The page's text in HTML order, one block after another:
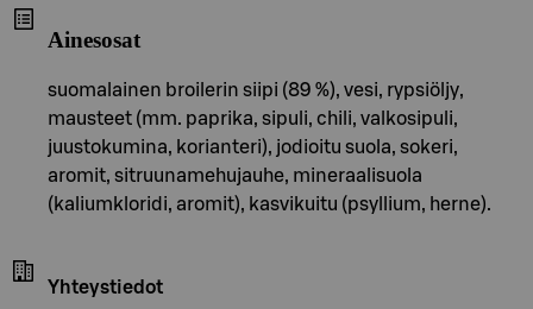
Ainesosat
suomalainen broilerin siipi (89 %), vesi, rypsiöljy,
mausteet (mm. paprika, sipuli, chili, valkosipuli,
juustokumina, korianteri), jodioitu suola, sokeri,
aromit, sitruunamehujauhe, mineraalisuola
(kaliumkloridi, aromit), kasvikuitu (psyllium, herne).
Yhteystiedot